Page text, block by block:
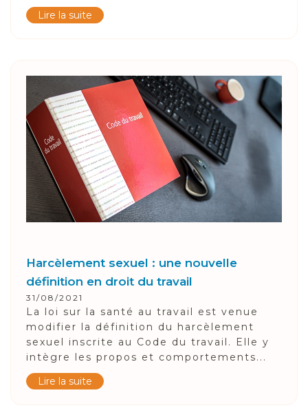
Lire la suite
Harcèlement sexuel : une nouvelle
définition en droit du travail
31/08/2021
La loi sur la santé au travail est venue
modifier la définition du harcèlement
sexuel inscrite au Code du travail. Elle y
intègre les propos et comportements...
Lire la suite